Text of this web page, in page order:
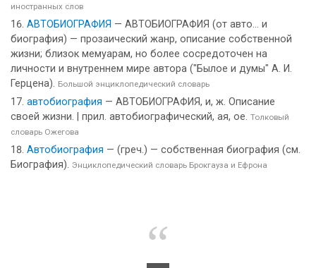
иностранных слов
АВТОБИОГРАФИЯ — АВТОБИОГРАФИЯ (от авто... и
биография) — прозаический жанр, описание собственной
жизни; близок мемуарам, но более сосредоточен на
личности и внутреннем мире автора ("Былое и думы" А. И.
Герцена). Большой энциклопедический словарь
автобиография — АВТОБИОГРАФИЯ, и, ж. Описание
своей жизни. | прил. автобиографический, ая, ое. Толковый
словарь Ожегова
Автобиография — (греч.) — собственная биография (см.
Биография). Энциклопедический словарь Брокгауза и Ефрона